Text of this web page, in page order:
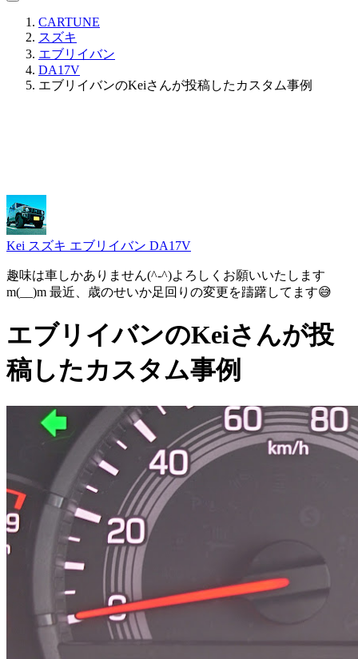
CARTUNE
スズキ
エブリイバン
DA17V
エブリイバンのKeiさんが投稿したカスタム事例
Kei スズキ エブリイバン DA17V
趣味は車しかありません(^-^)よろしくお願いいたします
m(__)m 最近、歳のせいか足回りの変更を躊躇してます😅
エブリイバンのKeiさんが投
稿したカスタム事例